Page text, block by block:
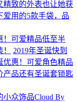
精致的外表也让她获
用的5款手袋，品
！可爱精品低至半
2019年圣诞快到
优惠！可爱角色精品
产品还有圣诞套锁匙
众饰品Cloud By